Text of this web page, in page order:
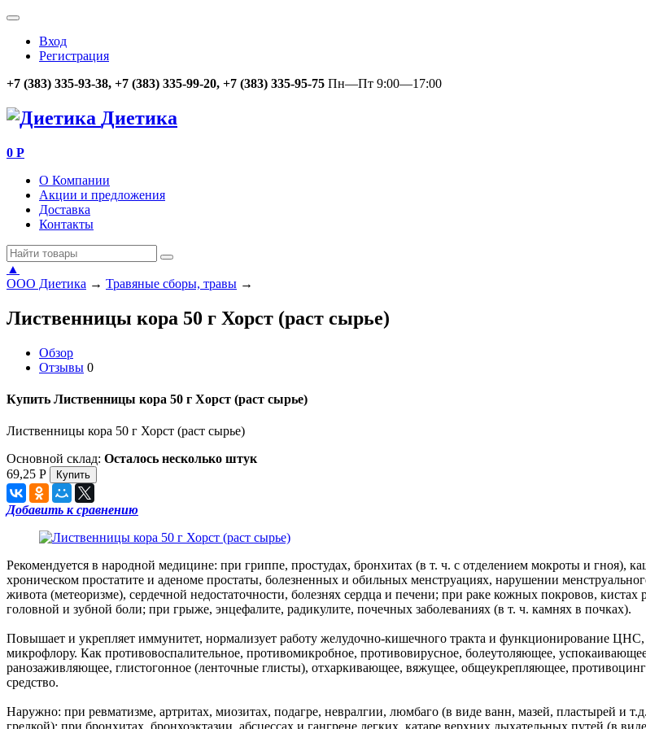
Вход
Регистрация
+7 (383) 335-93-38, +7 (383) 335-99-20, +7 (383) 335-95-75 Пн—Пт 9:00—17:00
Диетика
0 Р
О Компании
Акции и предложения
Доставка
Контакты
▲
ООО Диетика → Травяные сборы, травы →
Лиственницы кора 50 г Хорст (раст сырье)
Обзор
Отзывы 0
Купить Лиственницы кора 50 г Хорст (раст сырье)
Лиственницы кора 50 г Хорст (раст сырье)
Основной склад: Осталось несколько штук
69,25 Р
Добавить к сравнению
Рекомендуется в народной медицине: при гриппе, простудах, бронхитах (в т. ч. с отделением мокроты и гноя),
хроническом простатите и аденоме простаты, болезненных и обильных менструациях, нарушении
живота (метеоризме), сердечной недостаточности, болезнях сердца и печени; при раке кожных покровов,
головной и зубной боли; при грыже, энцефалите, радикулите, почечных заболеваниях (в т. ч. камнях в почках).
Повышает и укрепляет иммунитет, нормализует работу желудочно-кишечного тракта и функционирование
микрофлору. Как противовоспалительное, противомикробное, противовирусное, болеутоляющее,
ранозаживляющее, глистогонное (ленточные глисты), отхаркивающее, вяжущее, общеукрепляющее,
средство.
Наружно: при ревматизме, артритах, миозитах, подагре, невралгии, люмбаго (в виде ванн, мазей, пластырей и